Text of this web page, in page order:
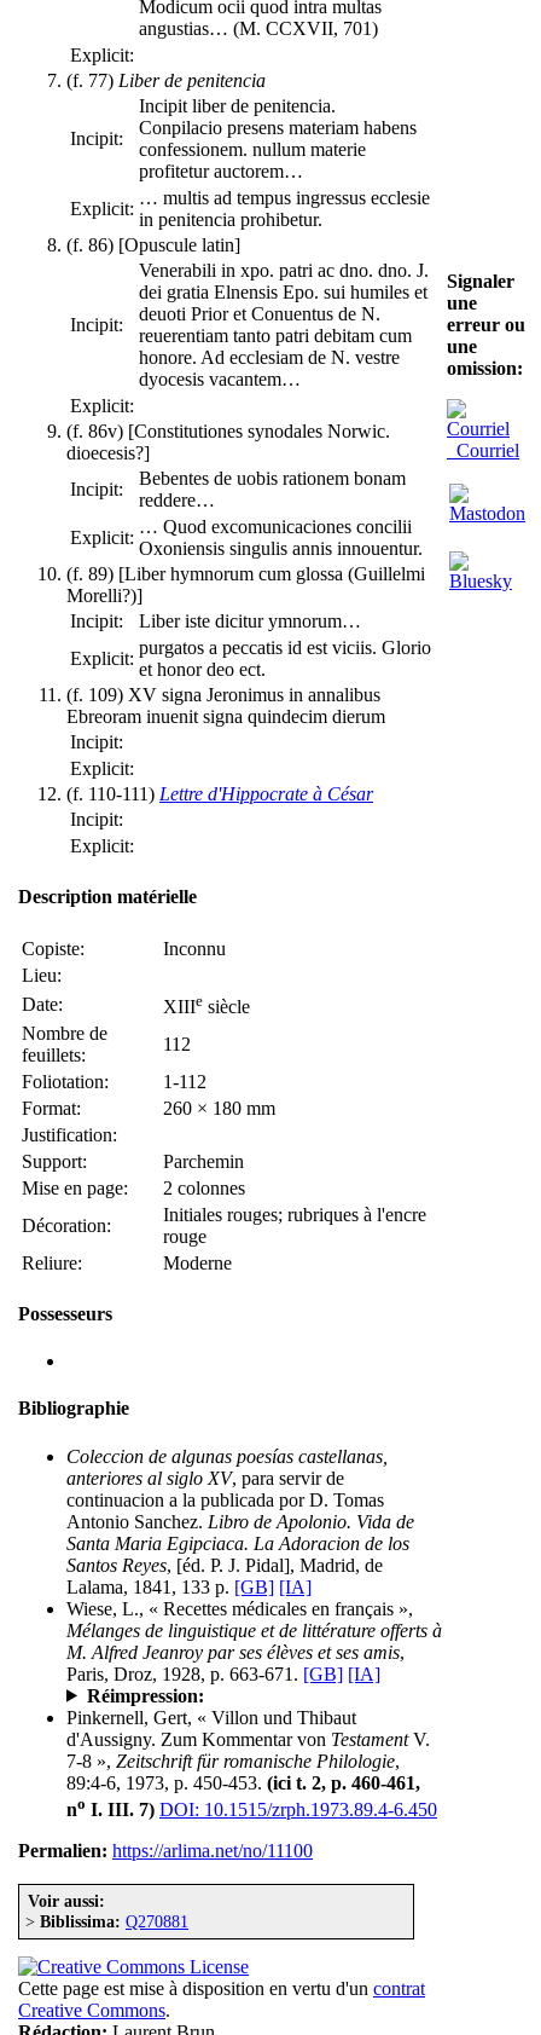
Modicum ocii quod intra multas
angustias… (M. CCXVII, 701)
Explicit:
(f. 77) Liber de penitencia
Incipit:
Incipit liber de penitencia.
Conpilacio presens materiam habens
confessionem. nullum materie
profitetur auctorem…
Explicit:
… multis ad tempus ingressus ecclesie
in penitencia prohibetur.
(f. 86) [Opuscule latin]
Incipit:
Venerabili in xpo. patri ac dno. dno. J.
dei gratia Elnensis Epo. sui humiles et
deuoti Prior et Conuentus de N.
reuerentiam tanto patri debitam cum
honore. Ad ecclesiam de N. vestre
dyocesis vacantem…
Explicit:
(f. 86v) [Constitutiones synodales Norwic.
dioecesis?]
Incipit:
Bebentes de uobis rationem bonam
reddere…
Explicit:
… Quod excomunicaciones concilii
Oxoniensis singulis annis innouentur.
(f. 89) [Liber hymnorum cum glossa (Guillelmi
Morelli?)]
Incipit:
Liber iste dicitur ymnorum…
Explicit:
purgatos a peccatis id est viciis. Glorio
et honor deo ect.
(f. 109) XV signa Jeronimus in annalibus
Ebreoram inuenit signa quindecim dierum
Incipit:
Explicit:
(f. 110-111) Lettre d'Hippocrate à César
Incipit:
Explicit:
Description matérielle
Copiste:
Inconnu
Lieu:
Date:
XIIIe siècle
Nombre de
feuillets:
112
Foliotation:
1-112
Format:
260 × 180 mm
Justification:
Support:
Parchemin
Mise en page:
2 colonnes
Décoration:
Initiales rouges; rubriques à l'encre
rouge
Reliure:
Moderne
Possesseurs
Bibliographie
Coleccion de algunas poesías castellanas,
anteriores al siglo XV, para servir de
continuacion a la publicada por D. Tomas
Antonio Sanchez. Libro de Apolonio. Vida de
Santa Maria Egipciaca. La Adoracion de los
Santos Reyes, [éd. P. J. Pidal], Madrid, de
Lalama, 1841, 133 p. [GB] [IA]
Wiese, L., « Recettes médicales en français »,
Mélanges de linguistique et de littérature offerts à
M. Alfred Jeanroy par ses élèves et ses amis,
Paris, Droz, 1928, p. 663-671. [GB] [IA]
Réimpression:
Pinkernell, Gert, « Villon und Thibaut
d'Aussigny. Zum Kommentar von TestamentV.
7-8 », Zeitschrift für romanische Philologie,
89:4-6, 1973, p. 450-453. (ici t. 2, p. 460-461,
no I. III. 7) DOI: 10.1515/zrph.1973.89.4-6.450
Permalien: https://arlima.net/no/11100
Voir aussi:
> Biblissima: Q270881
Cette page est mise à disposition en vertu d'un contrat
Creative Commons.
Signaler
une
erreur ou
une
omission:
Courriel